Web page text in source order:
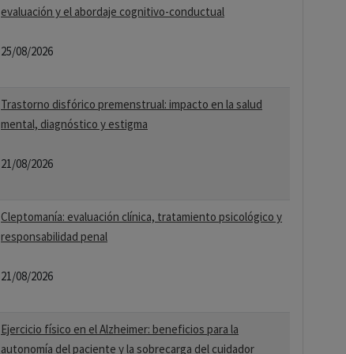
evaluación y el abordaje cognitivo-conductual
25/08/2026
Trastorno disfórico premenstrual: impacto en la salud
mental, diagnóstico y estigma
21/08/2026
Cleptomanía: evaluación clínica, tratamiento psicológico y
responsabilidad penal
21/08/2026
Ejercicio físico en el Alzheimer: beneficios para la
autonomía del paciente y la sobrecarga del cuidador